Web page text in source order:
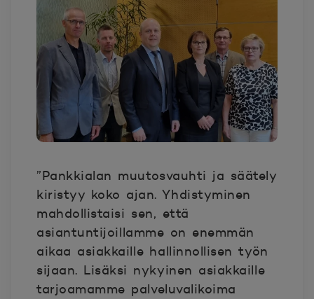
”Pankkialan muutosvauhti ja säätely
kiristyy koko ajan. Yhdistyminen
mahdollistaisi sen, että
asiantuntijoillamme on enemmän
aikaa asiakkaille hallinnollisen työn
sijaan. Lisäksi nykyinen asiakkaille
tarjoamamme palveluvalikoima